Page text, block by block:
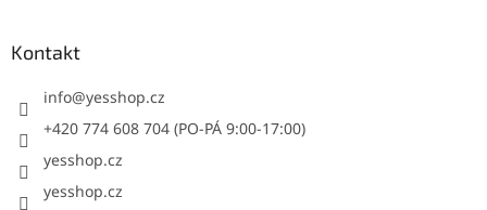
Kontakt
info@yesshop.cz
+420 774 608 704 (PO-PÁ 9:00-17:00)
yesshop.cz
yesshop.cz